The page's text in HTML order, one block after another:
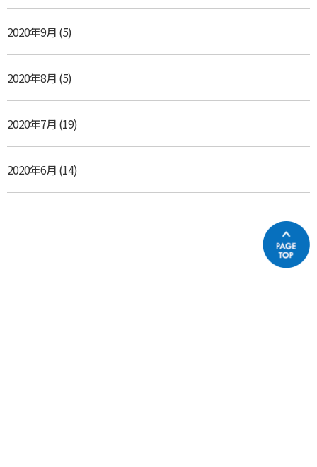
2020年9月 (5)
2020年8月 (5)
2020年7月 (19)
2020年6月 (14)